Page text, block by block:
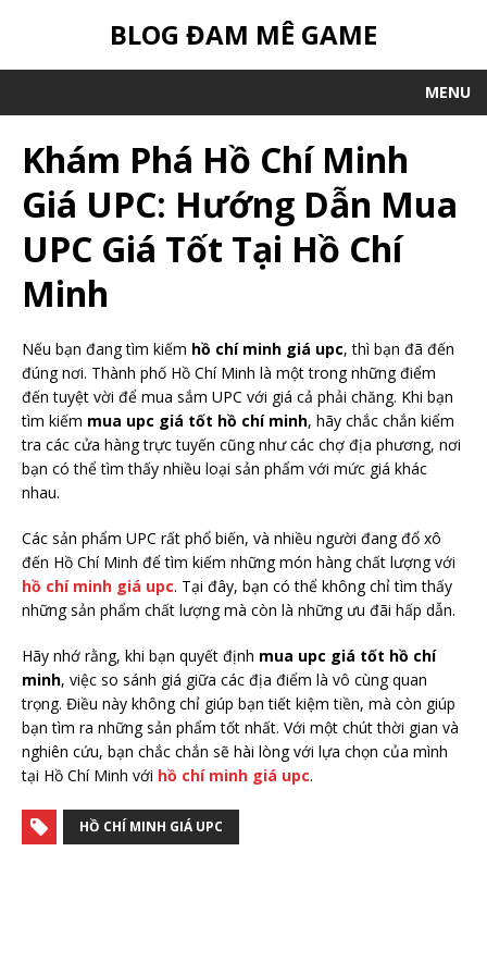
BLOG ĐAM MÊ GAME
MENU
Khám Phá Hồ Chí Minh
Giá UPC: Hướng Dẫn Mua
UPC Giá Tốt Tại Hồ Chí
Minh
Nếu bạn đang tìm kiếm hồ chí minh giá upc, thì bạn đã đến
đúng nơi. Thành phố Hồ Chí Minh là một trong những điểm
đến tuyệt vời để mua sắm UPC với giá cả phải chăng. Khi bạn
tìm kiếm mua upc giá tốt hồ chí minh, hãy chắc chắn kiểm
tra các cửa hàng trực tuyến cũng như các chợ địa phương, nơi
bạn có thể tìm thấy nhiều loại sản phẩm với mức giá khác
nhau.
Các sản phẩm UPC rất phổ biến, và nhiều người đang đổ xô
đến Hồ Chí Minh để tìm kiếm những món hàng chất lượng với
hồ chí minh giá upc. Tại đây, bạn có thể không chỉ tìm thấy
những sản phẩm chất lượng mà còn là những ưu đãi hấp dẫn.
Hãy nhớ rằng, khi bạn quyết định mua upc giá tốt hồ chí
minh, việc so sánh giá giữa các địa điểm là vô cùng quan
trọng. Điều này không chỉ giúp bạn tiết kiệm tiền, mà còn giúp
bạn tìm ra những sản phẩm tốt nhất. Với một chút thời gian và
nghiên cứu, bạn chắc chắn sẽ hài lòng với lựa chọn của mình
tại Hồ Chí Minh với hồ chí minh giá upc.
HỒ CHÍ MINH GIÁ UPC